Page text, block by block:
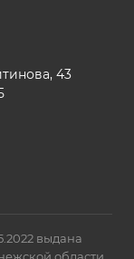
43
выдана